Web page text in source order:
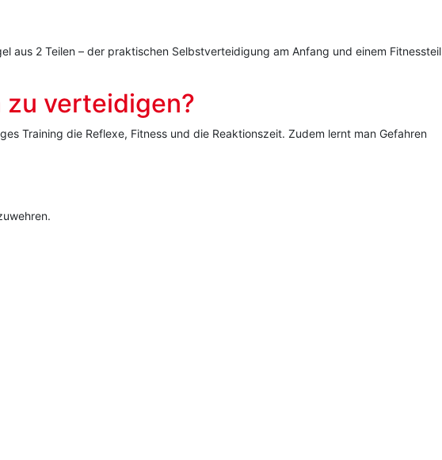
aus 2 Teilen – der praktischen Selbstverteidigung am Anfang und einem Fitnessteil
zu verteidigen?
Training die Reflexe, Fitness und die Reaktionszeit. Zudem lernt man Gefahren